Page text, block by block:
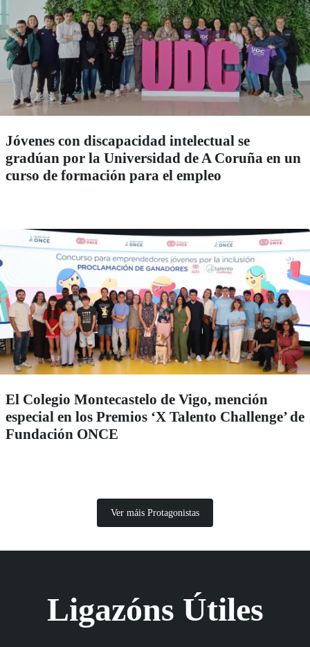
Jóvenes con discapacidad intelectual se
gradúan por la Universidad de A Coruña en un
curso de formación para el empleo
El Colegio Montecastelo de Vigo, mención
especial en los Premios ‘X Talento Challenge’ de
Fundación ONCE
Ver máis Protagonistas
Ligazóns Útiles